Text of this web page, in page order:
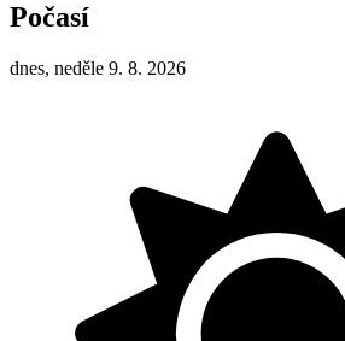
Počasí
dnes, neděle 9. 8. 2026